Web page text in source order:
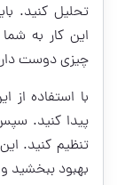
تحلیل کنید.
این کار به
چیزی دوست
با استفاده از
پیدا کنید.
تنظیم کنید.
بهبود ببخشید